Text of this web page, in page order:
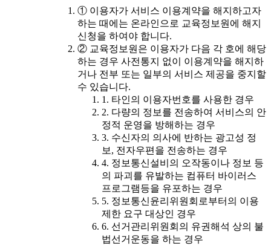
① 이용자가 서비스 이용계약을 해지하고자
하는 때에는 온라인으로 교육정보원에 해지
신청을 하여야 합니다.
② 교육정보원은 이용자가 다음 각 호에 해당
하는 경우 사전통지 없이 이용계약을 해지하
거나 전부 또는 일부의 서비스 제공을 중지할
수 있습니다.
1. 타인의 이용자번호를 사용한 경우
2. 다량의 정보를 전송하여 서비스의 안
정적 운영을 방해하는 경우
3. 수신자의 의사에 반하는 광고성 정
보, 전자우편을 전송하는 경우
4. 정보통신설비의 오작동이나 정보 등
의 파괴를 유발하는 컴퓨터 바이러스
프로그램등을 유포하는 경우
5. 정보통신윤리위원회로부터의 이용
제한 요구 대상인 경우
6. 선거관리위원회의 유권해석 상의 불
법선거운동을 하는 경우